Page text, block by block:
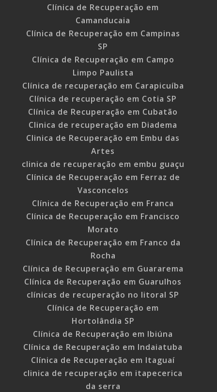
Clínica de Recuperação em
Camanducaia
Clínica de Recuperação em Campinas
SP
Clínica de Recuperação em Campo
Limpo Paulista
Clínica de recuperação em Carapicuíba
Clínica de recuperação em Cotia SP
Clínica de Recuperação em Cubatão
Clinica de recuperação em Diadema
Clinica de Recuperação em Embu das
Artes
clinica de recuperação em embu guaçu
Clínica de Recuperação em Ferraz de
Vasconcelos
Clínica de Recuperação em Franca
Clínica de Recuperação em Francisco
Morato
Clínica de Recuperação em Franco da
Rocha
Clínica de Recuperação em Guararema
Clínica de Recuperação em Guarulhos
clínicas de recuperação no litoral SP
Clínica de Recuperação em
Hortolândia SP
Clínica de Recuperação em Ibiúna
Clínica de Recuperação em Indaiatuba
Clínica de Recuperação em Itaguaí
clinica de recuperação em itapecerica
da serra